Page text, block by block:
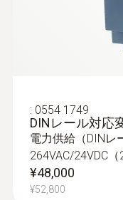
: 0554 1749
DINレール対応
電力供給（DINレ
264VAC/24VDC（
¥48,000
¥52,800